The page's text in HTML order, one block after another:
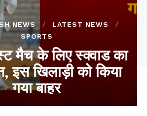
NEWS
LATEST NEWS
SPORTS
मैच के लिए स्क्वाड का
इस खिलाड़ी को किया
गया बाहर